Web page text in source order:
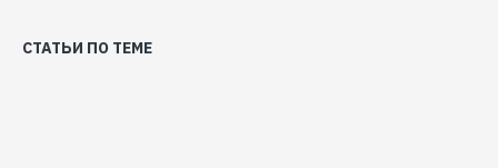
СТАТЬИ ПО ТЕМЕ